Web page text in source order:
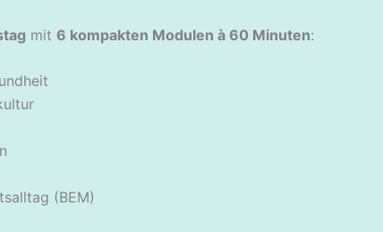
mit 6 kompakten Modulen à 60 Minuten:
(BEM)